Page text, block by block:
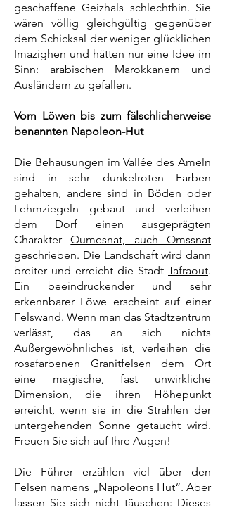
geschaffene Geizhals schlechthin. Sie
wären völlig gleichgültig gegenüber
dem Schicksal der weniger glücklichen
Imazighen und hätten nur eine Idee im
Sinn: arabischen Marokkanern und
Ausländern zu gefallen.
Vom Löwen bis zum fälschlicherweise
benannten Napoleon-Hut
Die Behausungen im Vallée des Ameln
sind in sehr dunkelroten Farben
gehalten, andere sind in Böden oder
Lehmziegeln gebaut und verleihen
dem Dorf einen ausgeprägten
CharakterOumesnat, auch Omssnat
geschrieben. Die Landschaft wird dann
breiter und erreicht die Stadt Tafraout.
Ein beeindruckender und sehr
erkennbarer Löwe erscheint auf einer
Felswand. Wenn man das Stadtzentrum
verlässt, das an sich nichts
Außergewöhnliches ist, verleihen die
rosafarbenen Granitfelsen dem Ort
eine magische, fast unwirkliche
Dimension, die ihren Höhepunkt
erreicht, wenn sie in die Strahlen der
untergehenden Sonne getaucht wird.
Freuen Sie sich auf Ihre Augen!
Die Führer erzählen viel über den
Felsen namens „Napoleons Hut“. Aber
lassen Sie sich nicht täuschen: Dieses